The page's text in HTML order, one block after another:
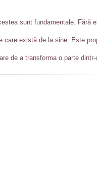
sunt fundamentale. Fără
care există de la sine. Este
de a transforma o parte